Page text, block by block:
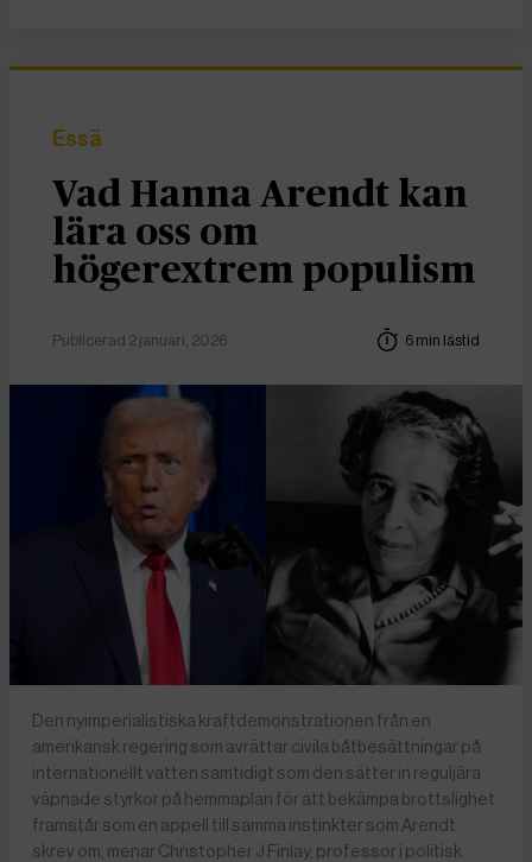
Essä
Vad Hanna Arendt kan
lära oss om
högerextrem populism
Publicerad 2 januari, 2026 6 min lästid
Den nyimperialistiska kraftdemonstrationen från en
amerikansk regering som avrättar civila båtbesättningar på
internationellt vatten samtidigt som den sätter in reguljära
väpnade styrkor på hemmaplan för att bekämpa brottslighet
framstår som en appell till samma instinkter som Arendt
skrev om, menar Christopher J Finlay, professor i politisk